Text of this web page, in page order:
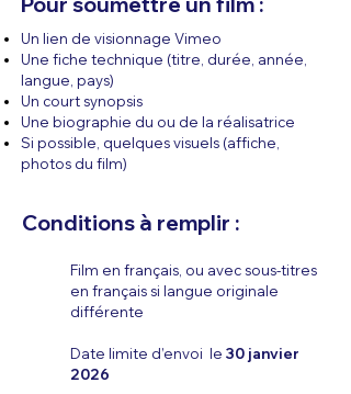
Un lien de visionnage Vimeo
Une fiche technique (titre, durée, année,
langue, pays)
Un court synopsis
Une biographie du ou de la réalisatrice
Si possible, quelques visuels (affiche,
photos du film)
Conditions à remplir :
Film en français, ou avec sous-titres
en français si langue originale
différente
Date limite d’envoi le 30 janvier
2026